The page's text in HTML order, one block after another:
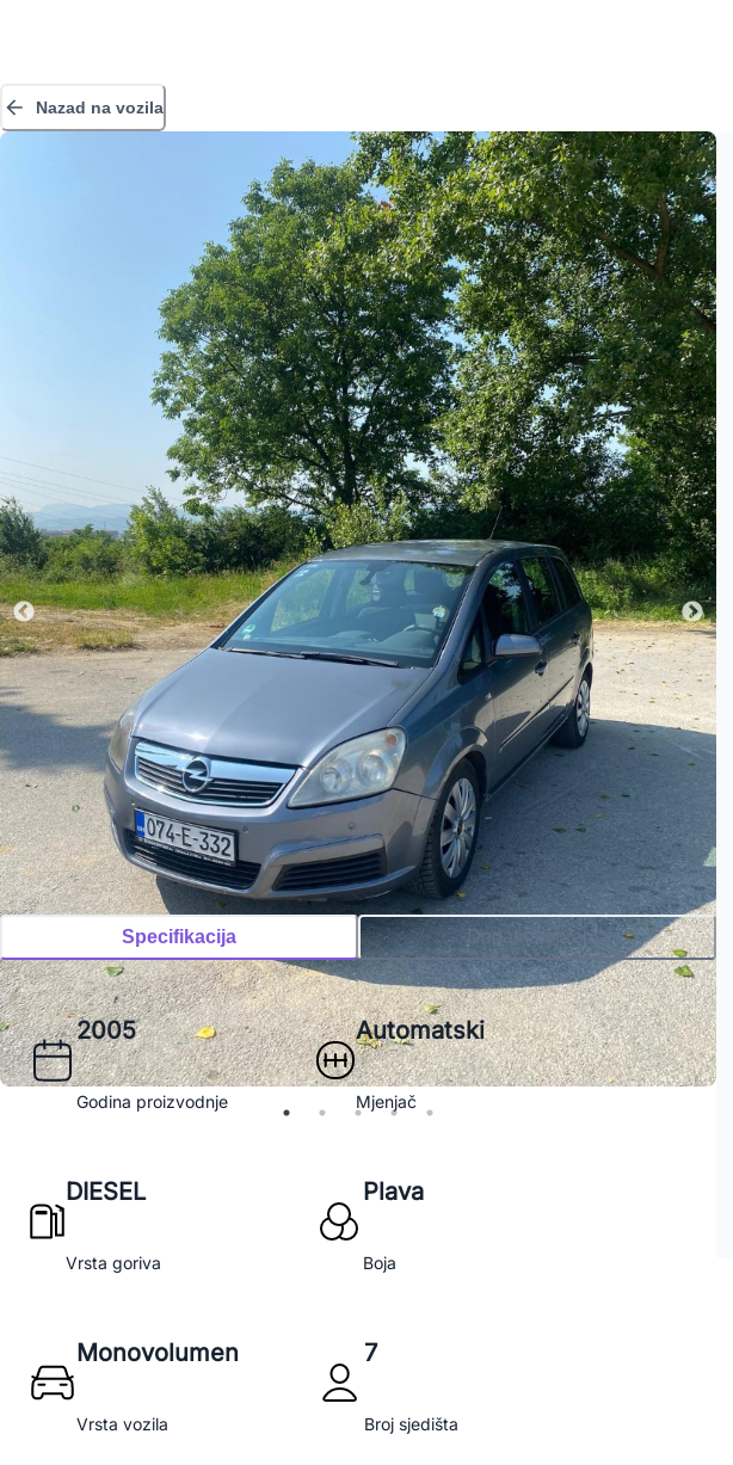
Nazad na vozila
Specifikacija Dodatna oprema
2005
Godina proizvodnje
Automatski
Mjenjač
DIESEL
Vrsta goriva
Plava
Boja
Monovolumen
Vrsta vozila
7
Broj sjedišta